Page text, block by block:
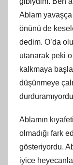
Ablam yavaşça
önünü de
dedim. O’da
utanarak peki
kalkmaya
düşünmeye
Ablamın
olmadığı fark
gösteriyordu.
iyice